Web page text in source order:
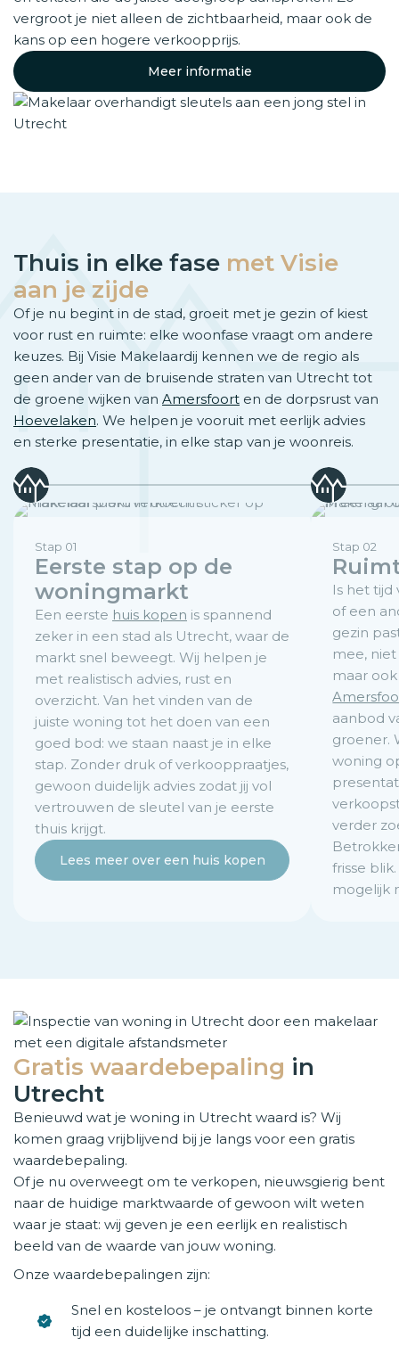
vergroot je niet alleen de zichtbaarheid, maar ook de
kans op een hogere verkoopprijs.
Meer informatie
Thuis in elke fase met Visie
aan je zijde
Of je nu begint in de stad, groeit met je gezin of kiest
voor rust en ruimte: elke woonfase vraagt om andere
keuzes. Bij Visie Makelaardij kennen we de regio als
geen ander van de bruisende straten van Utrecht tot
de groene wijken van Amersfoort en de dorpsrust van
Hoevelaken. We helpen je vooruit met eerlijk advies
en sterke presentatie, in elke stap van je woonreis.
Stap 01
Eerste stap op de
woningmarkt
Een eerste huis kopen is spannend
zeker in een stad als Utrecht, waar de
markt snel beweegt. Wij helpen je
met realistisch advies, rust en
overzicht. Van het vinden van de
juiste woning tot het doen van een
goed bod: we staan naast je in elke
stap. Zonder druk of verkooppraatjes,
gewoon duidelijk advies zodat jij vol
vertrouwen de sleutel van je eerste
thuis krijgt.
Lees meer over een huis kopen
Stap 02
Is het
of een
gezin
mee,
maar
aanbod
groener.
woning
verder
frisse
mogelijk
Gratis waardebepaling in
Utrecht
Benieuwd wat je woning in Utrecht waard is? Wij
komen graag vrijblijvend bij je langs voor een gratis
waardebepaling.
Of je nu overweegt om te verkopen, nieuwsgierig bent
naar de huidige marktwaarde of gewoon wilt weten
waar je staat: wij geven je een eerlijk en realistisch
beeld van de waarde van jouw woning.
Onze waardebepalingen zijn:
Snel en kosteloos – je ontvangt binnen korte
tijd een duidelijke inschatting.